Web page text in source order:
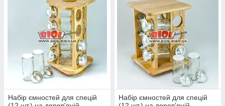
Набір ємностей для спецій
Набір ємностей для спецій